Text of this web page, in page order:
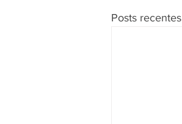
Posts recentes